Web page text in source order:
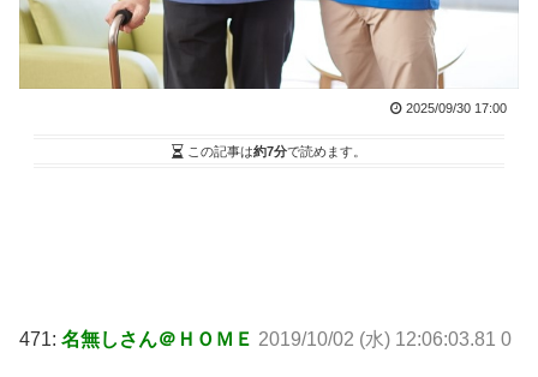
2025/09/30 17:00
この記事は約7分で読めます。
471: 名無しさん＠ＨＯＭＥ 2019/10/02 (水) 12:06:03.81 0